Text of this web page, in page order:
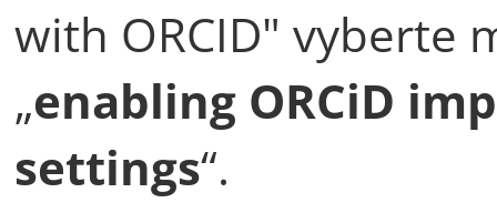
with ORCID" vyberte
„enabling ORCiD
settings“.